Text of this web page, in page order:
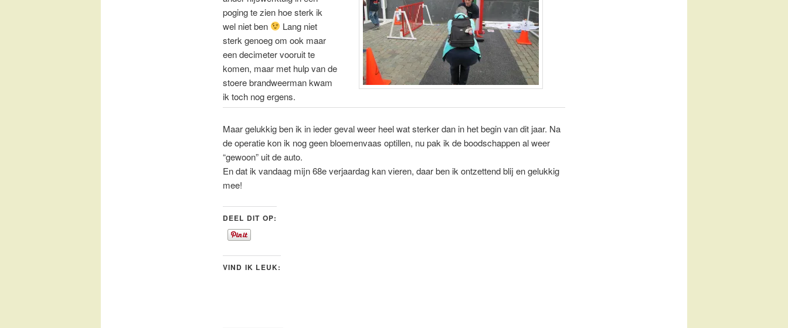
poging te zien hoe sterk ik
wel niet ben
Lang niet
sterk genoeg om ook maar
een decimeter vooruit te
komen, maar met hulp van de
stoere brandweerman kwam
ik toch nog ergens.
Maar gelukkig ben ik in ieder geval weer heel wat sterker dan in het begin van dit jaar. Na
de operatie kon ik nog geen bloemenvaas optillen, nu pak ik de boodschappen al weer
“gewoon” uit de auto.
En dat ik vandaag mijn 68e verjaardag kan vieren, daar ben ik ontzettend blij en gelukkig
mee!
DEEL DIT OP:
VIND IK LEUK: